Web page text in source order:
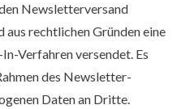
Newsletterversand
rechtlichen Gründen eine
Verfahren versendet. Es
des Newsletter-
Daten an Dritte.